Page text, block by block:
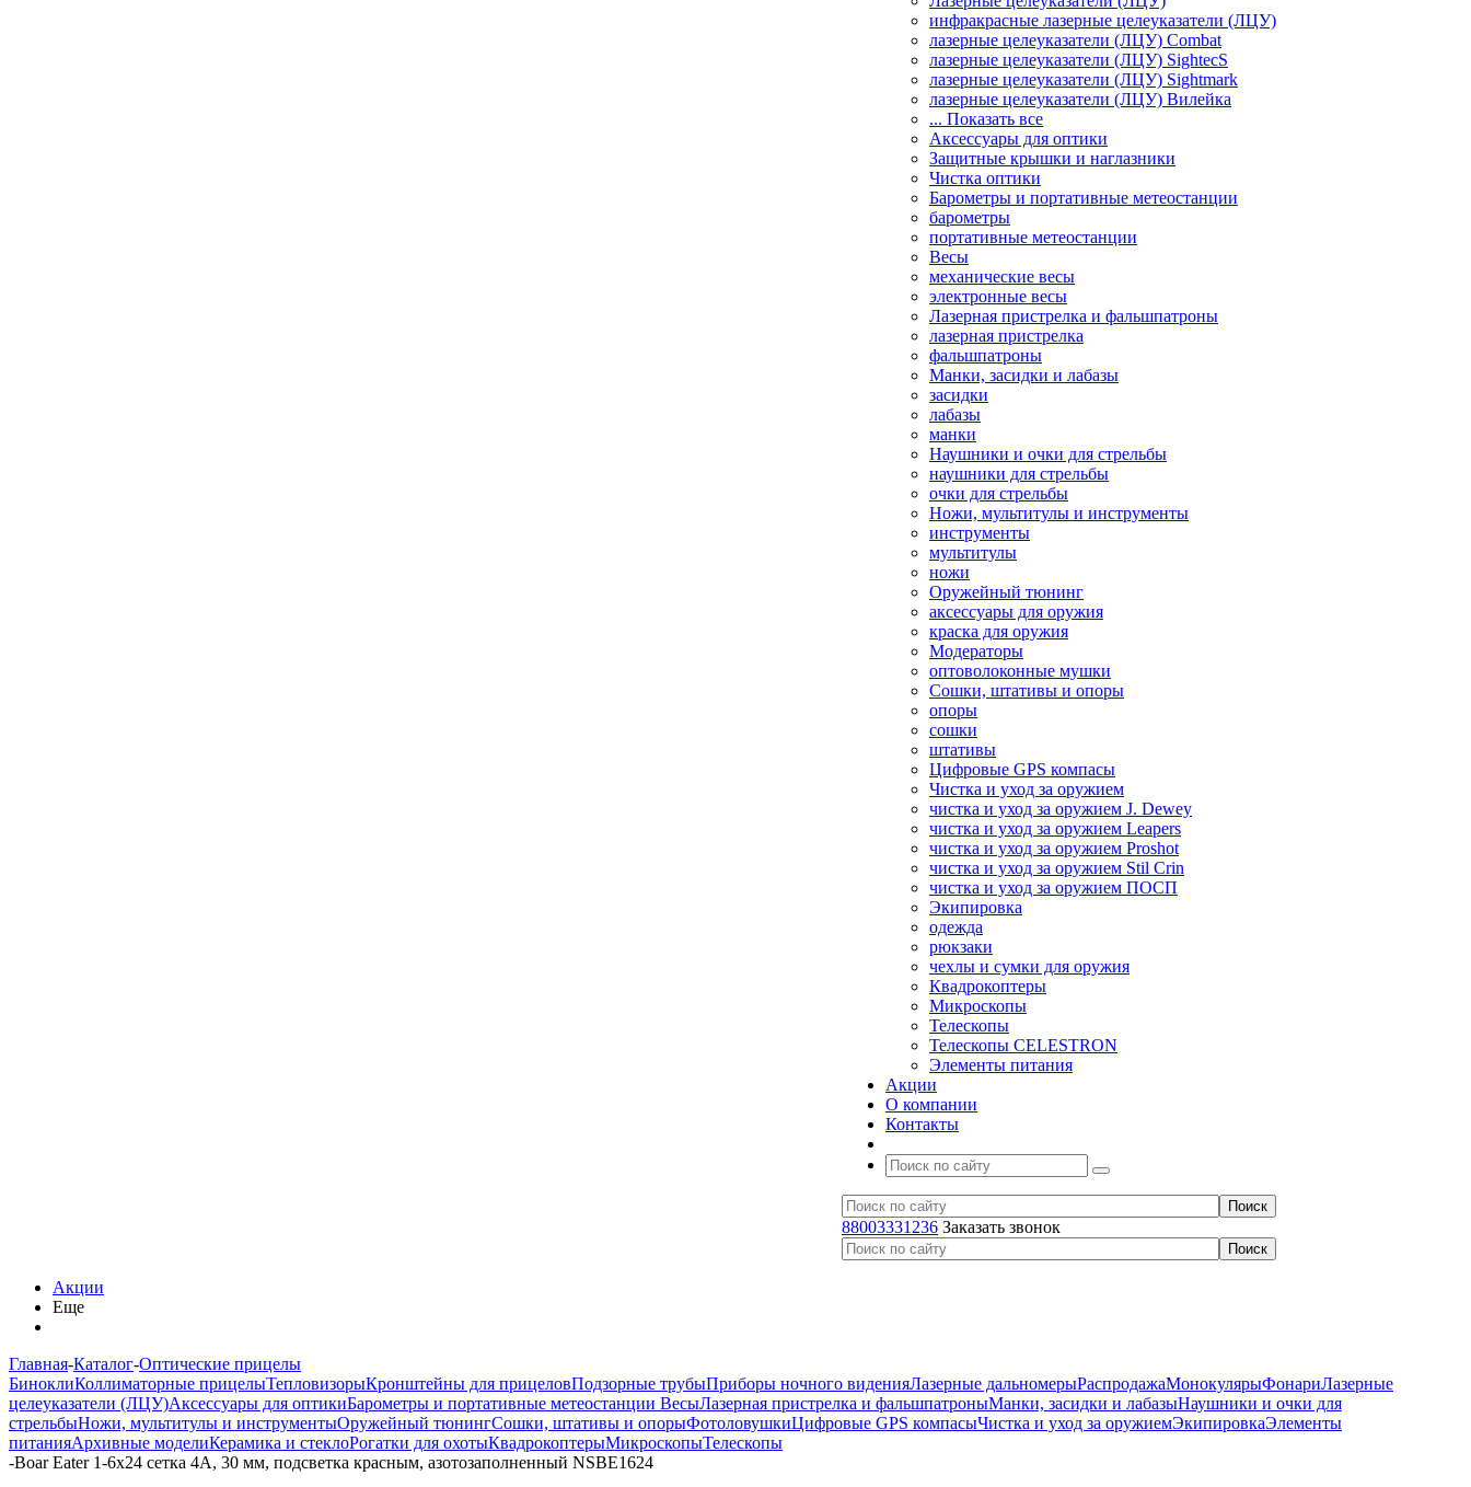
инфракрасные лазерные целеуказатели (ЛЦУ)
лазерные целеуказатели (ЛЦУ) Combat
лазерные целеуказатели (ЛЦУ) SightecS
лазерные целеуказатели (ЛЦУ) Sightmark
лазерные целеуказатели (ЛЦУ) Вилейка
... Показать все
Аксессуары для оптики
Защитные крышки и наглазники
Чистка оптики
Барометры и портативные метеостанции
барометры
портативные метеостанции
Весы
механические весы
электронные весы
Лазерная пристрелка и фальшпатроны
лазерная пристрелка
фальшпатроны
Манки, засидки и лабазы
засидки
лабазы
манки
Наушники и очки для стрельбы
наушники для стрельбы
очки для стрельбы
Ножи, мультитулы и инструменты
инструменты
мультитулы
ножи
Оружейный тюнинг
аксессуары для оружия
краска для оружия
Модераторы
оптоволоконные мушки
Сошки, штативы и опоры
опоры
сошки
штативы
Цифровые GPS компасы
Чистка и уход за оружием
чистка и уход за оружием J. Dewey
чистка и уход за оружием Leapers
чистка и уход за оружием Proshot
чистка и уход за оружием Stil Crin
чистка и уход за оружием ПОСП
Экипировка
одежда
рюкзаки
чехлы и сумки для оружия
Квадрокоптеры
Микроскопы
Телескопы
Телескопы CELESTRON
Элементы питания
Акции
О компании
Контакты
88003331236 Заказать звонок
Акции
Еще
Главная-Каталог-Оптические прицелы
БиноклиКоллиматорные прицелыТепловизорыКронштейны для прицеловПодзорные трубыПриборы ночного виденияЛазерные дальномерыРаспродажаМонокулярыФонариЛазерные
целеуказатели (ЛЦУ)Аксессуары для оптикиБарометры и портативные метеостанции ВесыЛазерная пристрелка и фальшпатроныМанки, засидки и лабазыНаушники и очки для
стрельбыНожи, мультитулы и инструментыОружейный тюнингСошки, штативы и опорыФотоловушкиЦифровые GPS компасыЧистка и уход за оружиемЭкипировкаЭлементы
питанияАрхивные моделиКерамика и стеклоРогатки для охотыКвадрокоптерыМикроскопыТелескопы
-Boar Eater 1-6x24 сетка 4А, 30 мм, подсветка красным, азотозаполненный NSBE1624